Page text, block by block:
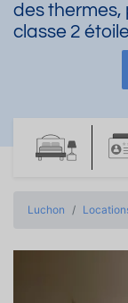
des thermes,
classe 2
Luchon